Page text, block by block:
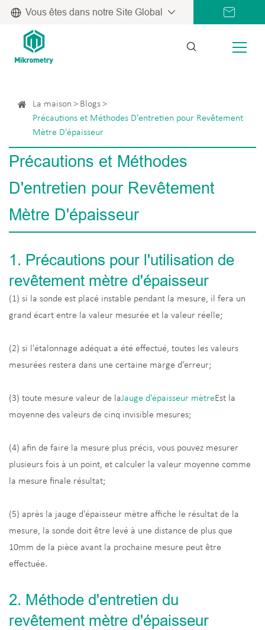
Vous êtes dans notre Site Global
La maison
Blogs
Précautions et Méthodes D'entretien pour Revêtement
Mètre D'épaisseur
Précautions et Méthodes
D'entretien pour Revêtement
Mètre D'épaisseur
1. Précautions pour l'utilisation de
revêtement mètre d'épaisseur
(1) si la sonde est placé instable pendant la mesure, il fera un
grand écart entre la valeur mesurée et la valeur réelle;
(2) si l'étalonnage adéquat a été effectué, toutes les valeurs
mesurées restera dans une certaine marge d'erreur;
(3) toute mesure valeur de laJauge d'épaisseur mètreEst la
moyenne des valeurs de cinq invisible mesures;
(4) afin de faire la mesure plus précis, vous pouvez mesurer
plusieurs fois à un point, et calculer la valeur moyenne comme
la mesure finale résultat;
(5) après la jauge d'épaisseur mètre affiche le résultat de la
mesure, la sonde doit être levé à une distance de plus que
10mm de la pièce avant la prochaine mesure peut être
effectuée.
2. Méthode d'entretien du
revêtement mètre d'épaisseur